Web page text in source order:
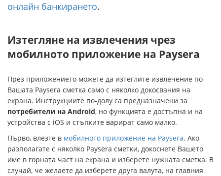
онлайн банкирането.
Изтегляне на извлечения чрез
мобилното приложение на Paysera
През приложението можете да изтеглите извлечение по
Вашата Paysera сметка само с няколко докосвания на
екрана. Инструкциите по-долу са предназначени за
потребители на Android, но функцията е достъпна и на
устройства с iOS и стъпките варират само малко.
Първо, влезте в мобилното приложение на Paysera. Ако
разполагате с няколко Paysera сметки, докоснете Вашето
име в горната част на екрана и изберете нужната сметка. В
случай, че желаете да изберете друга валута, на главния